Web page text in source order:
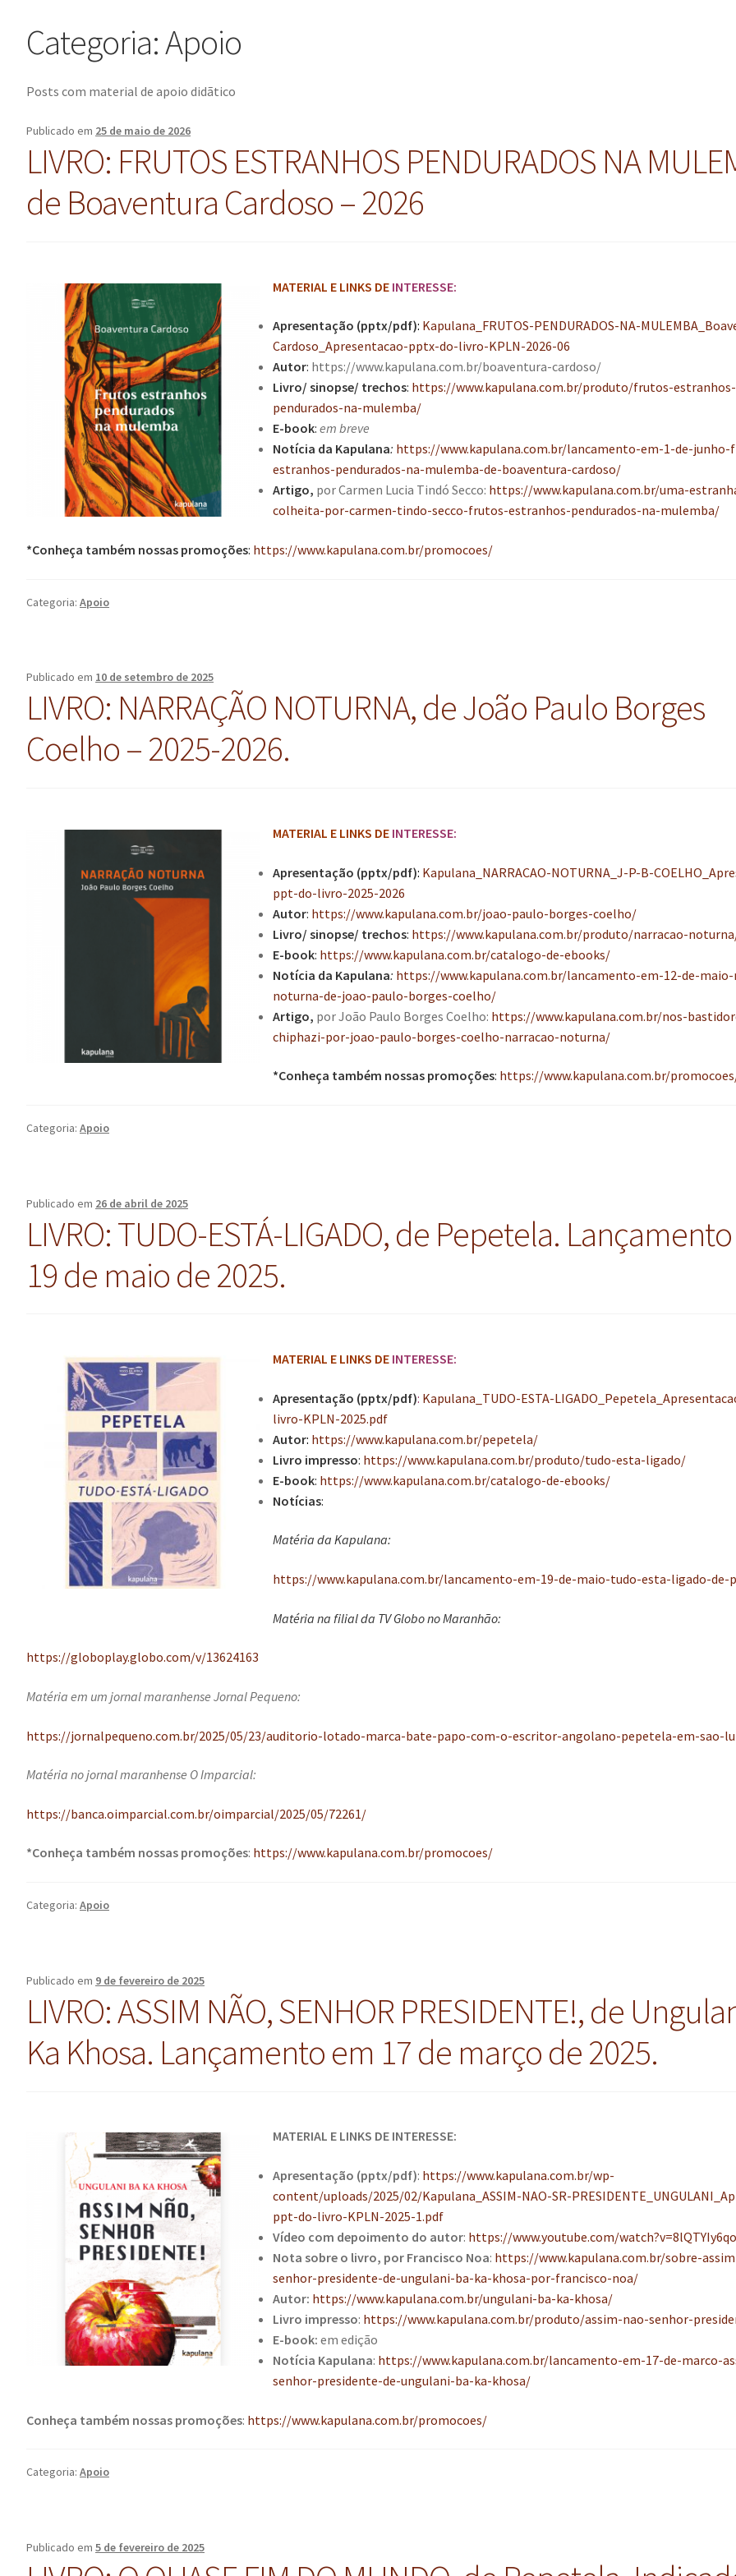
Categoria:Apoio
Posts com material de apoio didãtico
Publicado em 25 de maio de 2026
LIVRO: FRUTOS ESTRANHOS PENDURADOS NA
de Boaventura Cardoso – 2026
MATERIAL E LINKS DE INTERESSE:
Apresentação (pptx/pdf): Kapulana_FRUTOS-PENDURADOS-NA-
Cardoso_Apresentacao-pptx-do-livro-KPLN-2026-06
Autor: https://www.kapulana.com.br/boaventura-cardoso/
Livro/ sinopse/ trechos: https://www.kapulana.com.br/produto/frutos-estranhos-
pendurados-na-mulemba/
E-book: em breve
Notícia da Kapulana: https://www.kapulana.com.br/lancamento-em-1-de-junho-
estranhos-pendurados-na-mulemba-de-boaventura-cardoso/
Artigo, por Carmen Lucia Tindó Secco: https://www.kapulana.com.br/uma-
colheita-por-carmen-tindo-secco-frutos-estranhos-pendurados-na-mulemba/
*Conheça também nossas promoções: https://www.kapulana.com.br/promocoes/
Categoria: Apoio
Publicado em 10 de setembro de 2025
LIVRO: NARRAÇÃO NOTURNA, de João Paulo Borges
Coelho – 2025-2026.
MATERIAL E LINKS DE INTERESSE:
Apresentação (pptx/pdf): Kapulana_NARRACAO-NOTURNA_J-P-B-
ppt-do-livro-2025-2026
Autor: https://www.kapulana.com.br/joao-paulo-borges-coelho/
Livro/ sinopse/ trechos: https://www.kapulana.com.br/produto/narracao-
E-book: https://www.kapulana.com.br/catalogo-de-ebooks/
Notícia da Kapulana: https://www.kapulana.com.br/lancamento-em-12-de-maio-
noturna-de-joao-paulo-borges-coelho/
Artigo, por João Paulo Borges Coelho: https://www.kapulana.com.br/nos-
chiphazi-por-joao-paulo-borges-coelho-narracao-noturna/
*Conheça também nossas promoções: https://www.kapulana.com.br/
Categoria: Apoio
Publicado em 26 de abril de 2025
LIVRO: TUDO-ESTÁ-LIGADO, de Pepetela.
19 de maio de 2025.
MATERIAL E LINKS DE INTERESSE:
Apresentação (pptx/pdf): Kapulana_TUDO-ESTA-
livro-KPLN-2025.pdf
Autor: https://www.kapulana.com.br/pepetela/
Livro impresso: https://www.kapulana.com.br/produto/tudo-esta-ligado/
E-book: https://www.kapulana.com.br/catalogo-de-ebooks/
Notícias:
Matéria da Kapulana:
https://www.kapulana.com.br/lancamento-em-19-de-maio-tudo-esta-ligado-de-
Matéria na filial da TV Globo no Maranhão:
https://globoplay.globo.com/v/13624163
Matéria em um jornal maranhense Jornal Pequeno:
https://jornalpequeno.com.br/2025/05/23/auditorio-lotado-marca-bate-papo-com-o-escritor-angolano-pepetela-em-sao-
Matéria no jornal maranhense O Imparcial:
https://banca.oimparcial.com.br/oimparcial/2025/05/72261/
*Conheça também nossas promoções: https://www.kapulana.com.br/promocoes/
Categoria: Apoio
Publicado em 9 de fevereiro de 2025
LIVRO: ASSIM NÃO, SENHOR PRESIDENTE!, de
Ka Khosa. Lançamento em 17 de março de 2025.
MATERIAL E LINKS DE INTERESSE:
Apresentação (pptx/pdf): https://www.kapulana.com.br/wp-
content/uploads/2025/02/Kapulana_ASSIM-NAO-SR-
ppt-do-livro-KPLN-2025-1.pdf
Vídeo com depoimento do autor: https://www.youtube.com/
Nota sobre o livro, por Francisco Noa: https://www.kapulana.com.br/sobre-
senhor-presidente-de-ungulani-ba-ka-khosa-por-francisco-noa/
Autor: https://www.kapulana.com.br/ungulani-ba-ka-khosa/
Livro impresso: https://www.kapulana.com.br/produto/assim-nao-senhor-
E-book: em edição
Notícia Kapulana: https://www.kapulana.com.br/lancamento-em-17-de-marco-
senhor-presidente-de-ungulani-ba-ka-khosa/
Conheça também nossas promoções: https://www.kapulana.com.br/promocoes/
Categoria: Apoio
Publicado em 5 de fevereiro de 2025